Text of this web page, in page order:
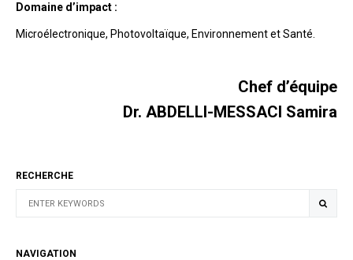
Domaine d’impact :
Microélectronique, Photovoltaïque, Environnement et Santé.
Chef d’équipe
Dr. ABDELLI-MESSACI Samira
RECHERCHE
NAVIGATION